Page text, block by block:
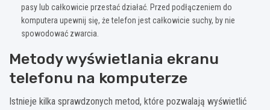
pasy lub całkowicie przestać działać. Przed podłączeniem do
komputera upewnij się, że telefon jest całkowicie suchy, by nie
spowodować zwarcia.
Metody wyświetlania ekranu
telefonu na komputerze
Istnieje kilka sprawdzonych metod, które pozwalają wyświetlić